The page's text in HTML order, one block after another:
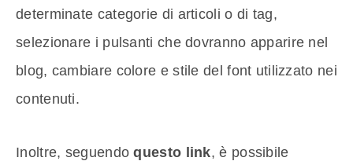
determinate categorie di articoli o di tag,
selezionare i pulsanti che dovranno apparire nel
blog, cambiare colore e stile del font utilizzato nei
contenuti.
Inoltre, seguendoquesto link, è possibile